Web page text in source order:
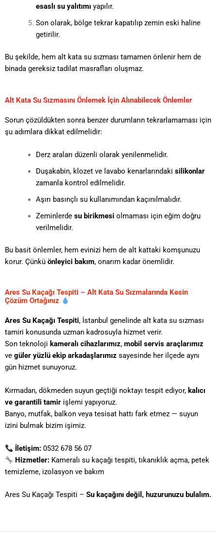
esaslı su yalıtımıyapılır.
Son olarak, bölge tekrar kapatılıp zemin eski haline
getirilir.
Bu şekilde, hem alt kata su sızması tamamen önlenir hem de
binada gereksiz tadilat masrafları oluşmaz.
Alt Kata Su Sızmasını Önlemek İçin Alınabilecek Önlemler
Sorun çözüldükten sonra benzer durumların tekrarlamaması için
şu adımlara dikkat edilmelidir:
Derz araları düzenli olarak yenilenmelidir.
Duşakabin, klozet ve lavabo kenarlarındaki silikonlar
zamanla kontrol edilmelidir.
Aşırı basınçlı su kullanımından kaçınılmalıdır.
Zeminlerde su birikmesi olmaması için eğim doğru
verilmelidir.
Bu basit önlemler, hem evinizi hem de alt kattaki komşunuzu
korur. Çünkü önleyici bakım, onarım kadar önemlidir.
Ares Su Kaçağı Tespiti – Alt Kata Su Sızmalarında Kesin
Çözüm Ortağınız
Ares Su Kaçağı Tespiti, İstanbul genelinde alt kata su sızması
tamiri konusunda uzman kadrosuyla hizmet verir.
Son teknoloji kameralı cihazlarımız, mobil servis araçlarımız
ve güler yüzlü ekip arkadaşlarımız sayesinde her ilçede aynı
gün hizmet sunuyoruz.
Kırmadan, dökmeden suyun geçtiği noktayı tespit ediyor, kalıcı
ve garantili tamir işlemi yapıyoruz.
Banyo, mutfak, balkon veya tesisat hattı fark etmez — suyun
izini bulmak bizim işimiz.
İletişim: 0532 678 56 07
Hizmetler:Kameralı su kaçağı tespiti, tıkanıklık açma, petek
temizleme, izolasyon ve bakım
Ares Su Kaçağı Tespiti – Su kaçağını değil, huzurunuzu bulalım.